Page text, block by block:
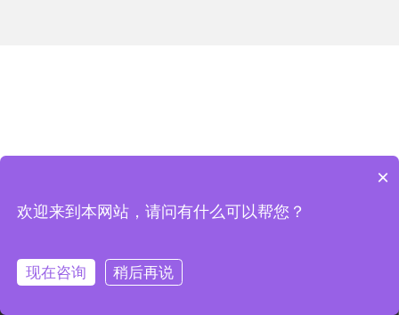
×
欢迎来到本网站，请问有什么可以帮您？
现在咨询 稍后再说